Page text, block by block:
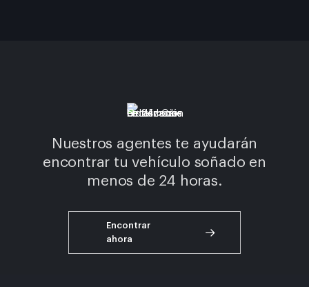
Nuestros agentes te ayudarán
encontrar tu vehículo soñado en
menos de 24 horas.
Encontrar
ahora